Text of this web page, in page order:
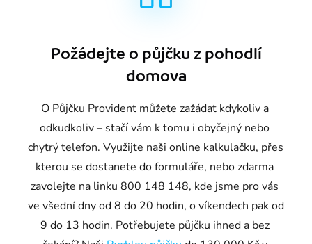
Požádejte o půjčku z pohodlí
domova
O Půjčku Provident můžete zažádat kdykoliv a
odkudkoliv – stačí vám k tomu i obyčejný nebo
chytrý telefon. Využijte naši online kalkulačku, přes
kterou se dostanete do formuláře, nebo zdarma
zavolejte na linku 800 148 148, kde jsme pro vás
ve všední dny od 8 do 20 hodin, o víkendech pak od
9 do 13 hodin. Potřebujete půjčku ihned a bez